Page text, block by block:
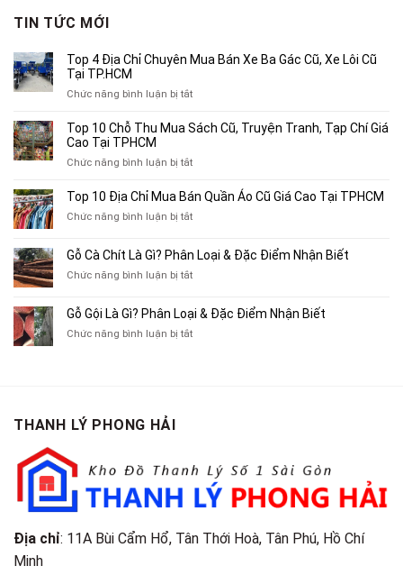
TIN TỨC MỚI
Top 4 Địa Chỉ Chuyên Mua Bán Xe Ba Gác Cũ, Xe Lôi Cũ
Tại TP.HCM
Chức năng bình luận bị tắtở
4
Bán
Xe
Cũ,
Xe
Cũ
TP.HCM
Top 10 Chỗ Thu Mua Sách Cũ, Truyện Tranh, Tạp Chí Giá
Cao Tại TPHCM
Chức năng bình luận bị tắtở
10
Thu
Sách
Tạp
Chí
Top 10 Địa Chỉ Mua Bán Quần Áo Cũ Giá Cao Tại TPHCM
Chức năng bình luận bị tắtở
Địa
Chỉ
Bán
Áo
Gỗ Cà Chít Là Gì? Phân Loại & Đặc Điểm Nhận Biết
Chức năng bình luận bị tắtở
Chít
Là
Gỗ Gội Là Gì? Phân Loại & Đặc Điểm Nhận Biết
Chức năng bình luận bị tắtở
Điểm
Nhận
Biết
THANH LÝ PHONG HẢI
Địa chỉ: 11A Bùi Cẩm Hổ, Tân Thới Hoà, Tân Phú, Hồ Chí
Minh